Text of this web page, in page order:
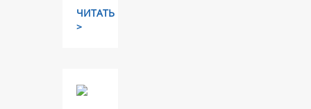
ЧИТАТЬ
>